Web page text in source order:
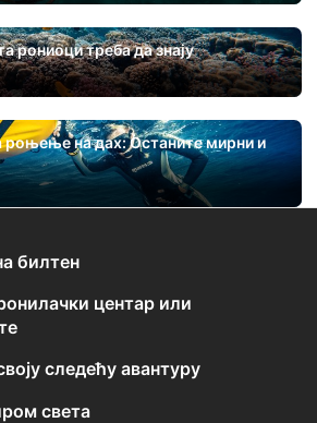
рониоци треба да знају
роњење на дах: Останите мирни и
билтен
центар или
следећу авантуру
света